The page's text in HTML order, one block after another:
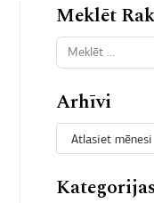
Meklēt
Arhīvi
Kategorijas